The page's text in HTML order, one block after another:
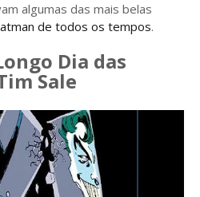
algumas das mais belas
de todos os tempos.
Dia das
Sale